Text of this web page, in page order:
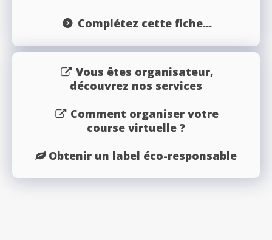
Complétez cette fiche...
Vous êtes organisateur,
découvrez nos services
Comment organiser votre
course virtuelle ?
Obtenir un label éco-responsable